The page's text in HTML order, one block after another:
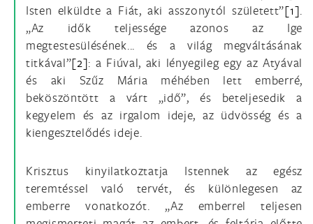
Isten elküldte a Fiát, aki asszonytól született”[1].
„Az idők teljessége azonos az Ige
megtestesülésének... és a világ megváltásának
titkával”[2]: a Fiúval, aki lényegileg egy az Atyával
és aki Szűz Mária méhében lett emberré,
beköszöntött a várt „idő”, és beteljesedik a
kegyelem és az irgalom ideje, az üdvösség és a
kiengesztelődés ideje.
Krisztus kinyilatkoztatja Istennek az egész
teremtéssel való tervét, és különlegesen az
emberre vonatkozót. „Az emberrel teljesen